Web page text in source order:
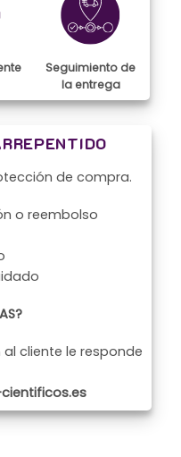
Seguimiento de
la entrega
de compra.
o reembolso
cliente le responde